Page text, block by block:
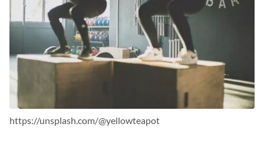
https://unsplash.com/@yellowteapot